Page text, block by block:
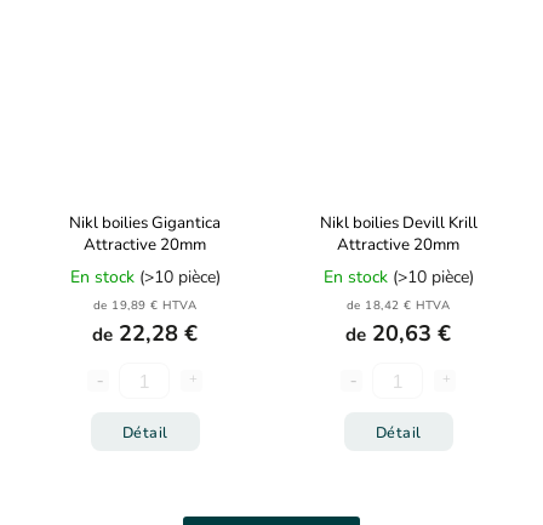
Nikl boilies Gigantica
Attractive 20mm
En stock (>10 pièce)
de 19,89 € HTVA
de 22,28 €
Détail
Nikl boilies Devill Krill
Attractive 20mm
En stock (>10 pièce)
de 18,42 € HTVA
de 20,63 €
Détail